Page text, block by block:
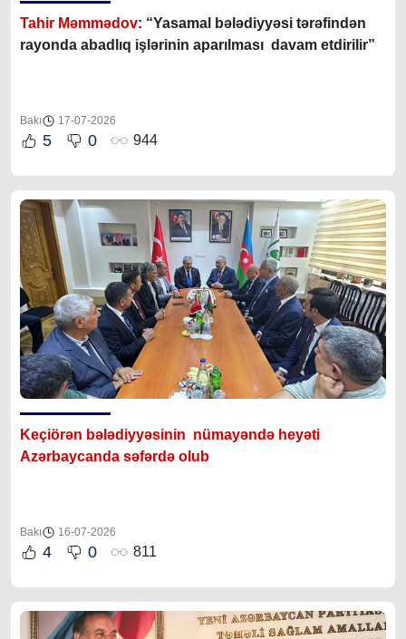
Tahir Məmmədov: “Yasamal bələdiyyəsi tərəfindən
rayonda abadlıq işlərinin aparılması davam etdirilir”
Bakı 17-07-2026
5 0 944
Keçiörən bələdiyyəsinin nümayəndə heyəti
Azərbaycanda səfərdə olub
Bakı 16-07-2026
4 0 811